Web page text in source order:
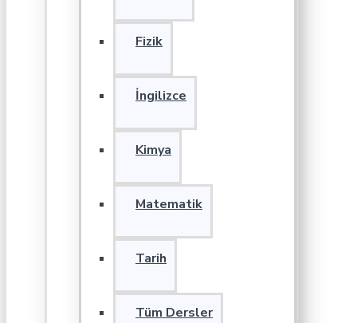
Fizik
İngilizce
Kimya
Matematik
Tarih
Tüm Dersler